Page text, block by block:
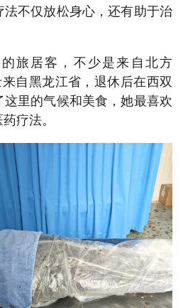
不仅放松身心，还有助于治
旅居客，不少是来自北方
来自黑龙江省，退休后在西双
里的气候和美食，她最喜欢
疗法。